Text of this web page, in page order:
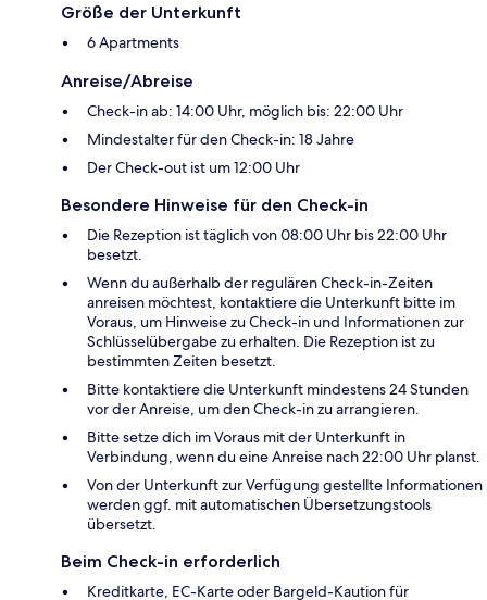
Größe der Unterkunft
6 Apartments
Anreise/Abreise
Check-in ab: 14:00 Uhr, möglich bis: 22:00 Uhr
Mindestalter für den Check-in: 18 Jahre
Der Check-out ist um 12:00 Uhr
Besondere Hinweise für den Check-in
Die Rezeption ist täglich von 08:00 Uhr bis 22:00 Uhr
besetzt.
Wenn du außerhalb der regulären Check-in-Zeiten
anreisen möchtest, kontaktiere die Unterkunft bitte im
Voraus, um Hinweise zu Check-in und Informationen zur
Schlüsselübergabe zu erhalten. Die Rezeption ist zu
bestimmten Zeiten besetzt.
Bitte kontaktiere die Unterkunft mindestens 24 Stunden
vor der Anreise, um den Check-in zu arrangieren.
Bitte setze dich im Voraus mit der Unterkunft in
Verbindung, wenn du eine Anreise nach 22:00 Uhr planst.
Von der Unterkunft zur Verfügung gestellte Informationen
werden ggf. mit automatischen Übersetzungstools
übersetzt.
Beim Check-in erforderlich
Kreditkarte, EC-Karte oder Bargeld-Kaution für